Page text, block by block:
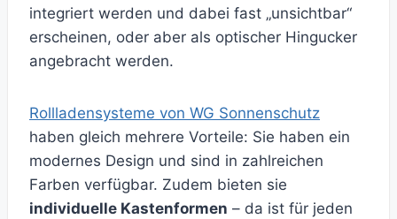
integriert werden und dabei fast „unsichtbar“
erscheinen, oder aber als optischer Hingucker
angebracht werden.
Rollladensysteme von WG Sonnenschutz
haben gleich mehrere Vorteile: Sie haben ein
modernes Design und sind in zahlreichen
Farben verfügbar. Zudem bieten sie
individuelle Kastenformen – da ist für jeden